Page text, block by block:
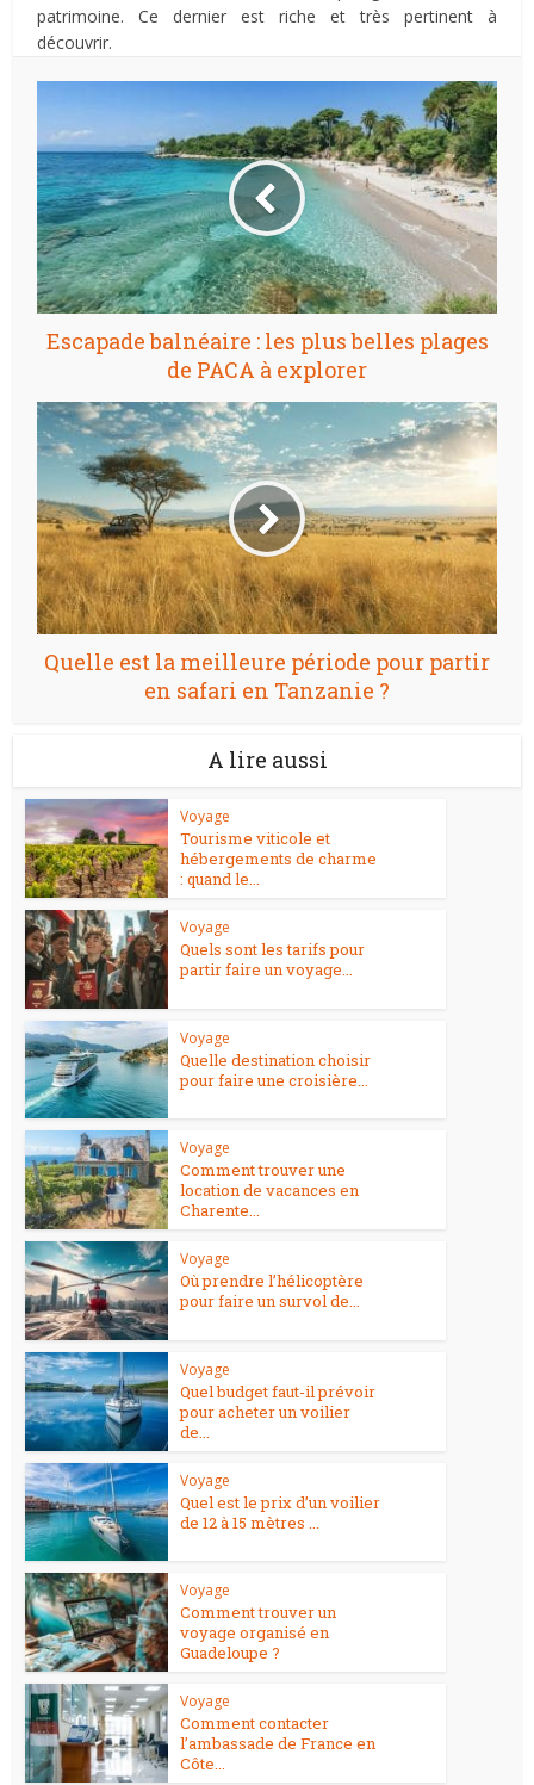
patrimoine. Ce dernier est riche et très pertinent à
découvrir.
Escapade balnéaire : les plus belles plages
de PACA à explorer
Quelle est la meilleure période pour partir
en safari en Tanzanie ?
A lire aussi
Voyage
Tourisme viticole et
hébergements de charme
: quand le...
Voyage
Quels sont les tarifs pour
partir faire un voyage...
Voyage
Quelle destination choisir
pour faire une croisière...
Voyage
Comment trouver une
location de vacances en
Charente...
Voyage
Où prendre l’hélicoptère
pour faire un survol de...
Voyage
Quel budget faut-il prévoir
pour acheter un voilier
de...
Voyage
Quel est le prix d’un voilier
de 12 à 15 mètres ...
Voyage
Comment trouver un
voyage organisé en
Guadeloupe ?
Voyage
Comment contacter
l’ambassade de France en
Côte...